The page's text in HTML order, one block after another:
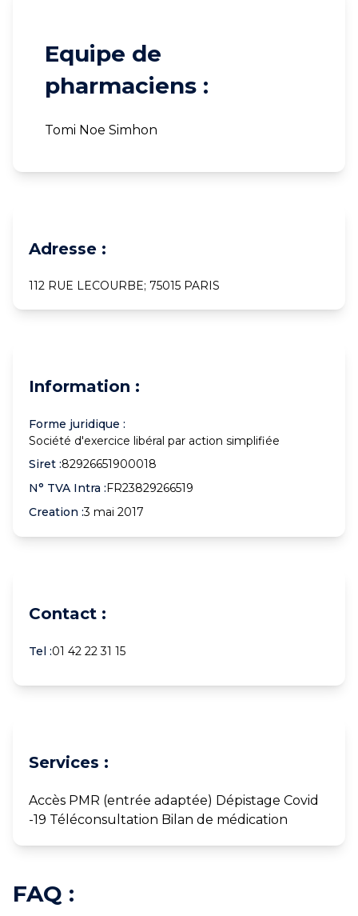
Equipe de
pharmaciens :
Tomi Noe Simhon
Adresse :
112 RUE LECOURBE; 75015 PARIS
Information :
Forme juridique :
Société d'exercice libéral par action simplifiée
Siret :82926651900018
N° TVA Intra :FR23829266519
Creation :3 mai 2017
Contact :
Tel :01 42 22 31 15
Services :
Accès PMR (entrée adaptée) Dépistage Covid
-19 Téléconsultation Bilan de médication
FAQ :